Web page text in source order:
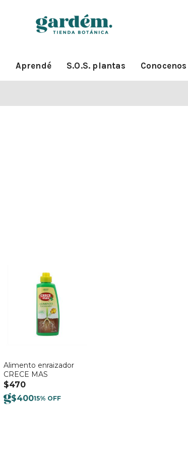
Aprendé S.O.S. plantas Conocenos
Alimento enraizador
CRECE MAS
$470
$40015% OFF